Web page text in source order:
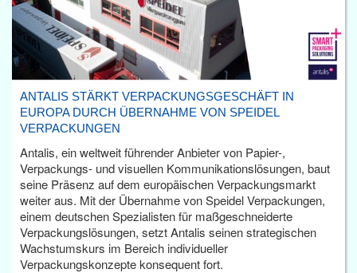
ANTALIS STÄRKT VERPACKUNGSGESCHÄFT IN
EUROPA DURCH ÜBERNAHME VON SPEIDEL
VERPACKUNGEN
Antalis, ein weltweit führender Anbieter von Papier-,
Verpackungs- und visuellen Kommunikationslösungen, baut
seine Präsenz auf dem europäischen Verpackungsmarkt
weiter aus. Mit der Übernahme von Speidel Verpackungen,
einem deutschen Spezialisten für maßgeschneiderte
Verpackungslösungen, setzt Antalis seinen strategischen
Wachstumskurs im Bereich individueller
Verpackungskonzepte konsequent fort.